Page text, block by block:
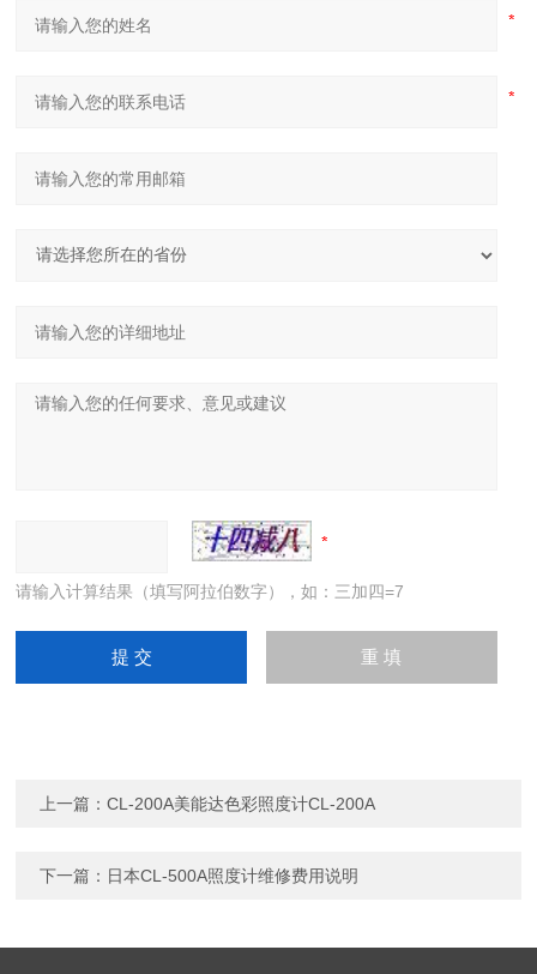
请输入计算结果（填写阿拉伯数字），如：三加四=7
上一篇：CL-200A美能达色彩照度计CL-200A
下一篇： 日本CL-500A照度计维修费用说明